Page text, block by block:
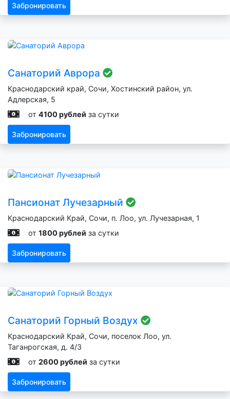
Забронировать
Санаторий Аврора
Краснодарский край, Сочи, Хостинский район, ул.
Адлерская, 5
от 4100 рублей за сутки
Забронировать
Пансионат Лучезарный
Краснодарский Край, Сочи, п. Лоо, ул. Лучезарная, 1
от 1800 рублей за сутки
Забронировать
Санаторий Горный Воздух
Краснодарский Край, Сочи, поселок Лоо, ул.
Таганрогская, д. 4/3
от 2600 рублей за сутки
Забронировать